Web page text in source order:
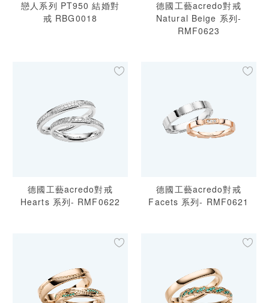
戀人系列 PT950 結婚對
戒 RBG0018
德國工藝acredo對戒
Natural Beige 系列-
RMF0623
德國工藝acredo對戒
Hearts 系列- RMF0622
德國工藝acredo對戒
Facets 系列- RMF0621